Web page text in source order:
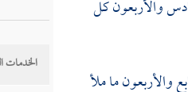
والأربعون كل
والأربعون ما ملأ
عن
الخدمات